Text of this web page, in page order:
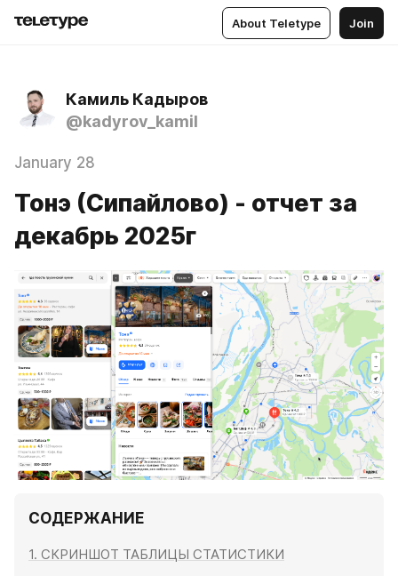
About Teletype Join
Камиль Кадыров
@kadyrov_kamil
January 28
Тонэ (Сипайлово) - отчет за
декабрь 2025г
СОДЕРЖАНИЕ
1. СКРИНШОТ ТАБЛИЦЫ СТАТИСТИКИ